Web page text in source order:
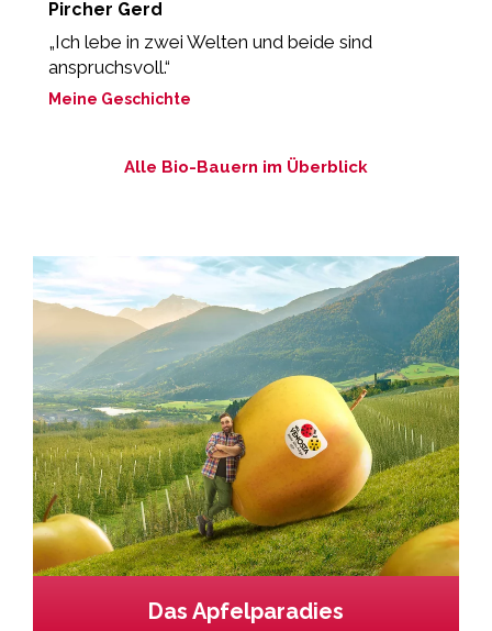
Pircher Gerd
„Ich lebe in zwei Welten und beide sind
anspruchsvoll.“
Meine Geschichte
Alle Bio-Bauern im Überblick
Das Apfelparadies